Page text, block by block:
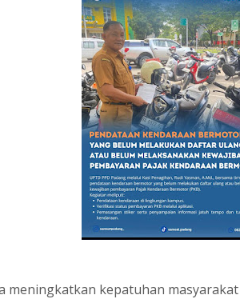
meningkatkan kepatuhan